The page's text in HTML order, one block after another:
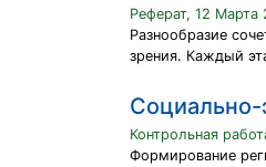
Реферат, 12 Марта
Разнообразие
зрения. Каждый
Социально-
Контрольная
Формирование